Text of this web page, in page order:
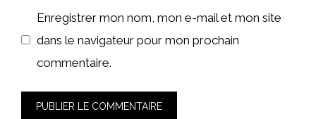
Enregistrer mon nom, mon e-mail et mon site
dans le navigateur pour mon prochain
commentaire.